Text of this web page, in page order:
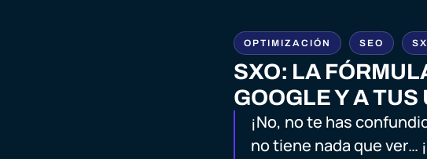
OPTIMIZACIÓN SEO
SXO: LA
GOOGLE Y A TUS
¡No, no te has
no tiene nada que ver…